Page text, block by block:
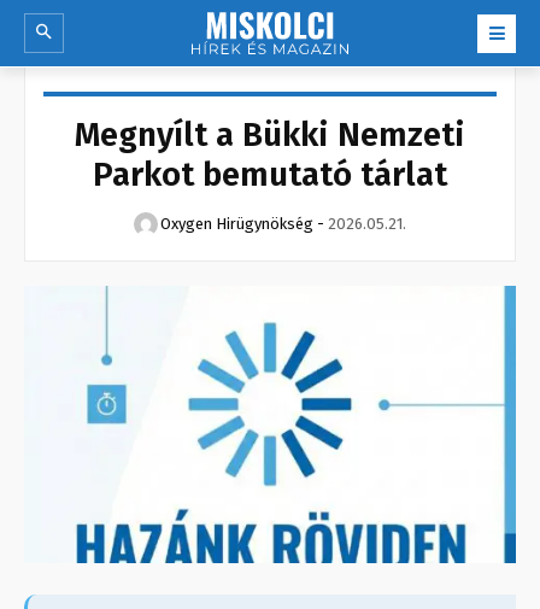
Megnyílt a Bükki Nemzeti
Parkot bemutató tárlat
Oxygen Hirügynökség - 2026.05.21.